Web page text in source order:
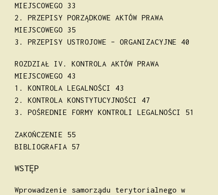
MIEJSCOWEGO 33
2. PRZEPISY PORZĄDKOWE AKTÓW PRAWA
MIEJSCOWEGO 35
3. PRZEPISY USTROJOWE – ORGANIZACYJNE 40
ROZDZIAŁ IV. KONTROLA AKTÓW PRAWA
MIEJSCOWEGO 43
1. KONTROLA LEGALNOŚCI 43
2. KONTROLA KONSTYTUCYJNOŚCI 47
3. POŚREDNIE FORMY KONTROLI LEGALNOŚCI 51
ZAKOŃCZENIE 55
BIBLIOGRAFIA 57
WSTĘP
Wprowadzenie samorządu terytorialnego w